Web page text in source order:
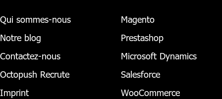
Qui sommes-nous
Notre blog
Contactez-nous
Octopush Recrute
Imprint
Magento
Prestashop
Microsoft Dynamics
Salesforce
WooCommerce